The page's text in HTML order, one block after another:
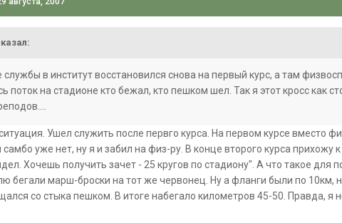
службы в институт восстановился снова на первый курс, а там
поток на стадионе кто бежал, кто пешком шел. Так я этот кросс как
Ушел служить после первго курса. На первом курсе вместо
самбо уже нет, ну я и забил на физ-ру. В конце второго курса прихожу
Хочешь получить зачет - 25 кругов по стадиону". А что такое для
бегали марш-броски на тот же червонец. Ну а фланги были по 10км,
со стыка пешком. В итоге набегало километров 45-50. Правда,